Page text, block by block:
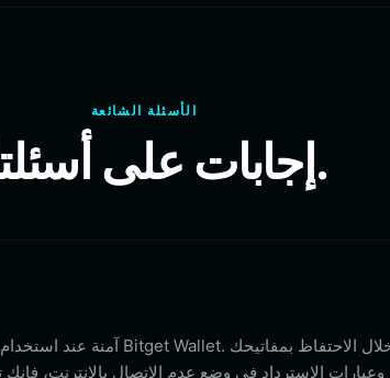
الأسئلة الشائعة
إجابات على أسئلتك.
وعبارات الاسترداد في وضع عدم الاتصال بالإنترنت،